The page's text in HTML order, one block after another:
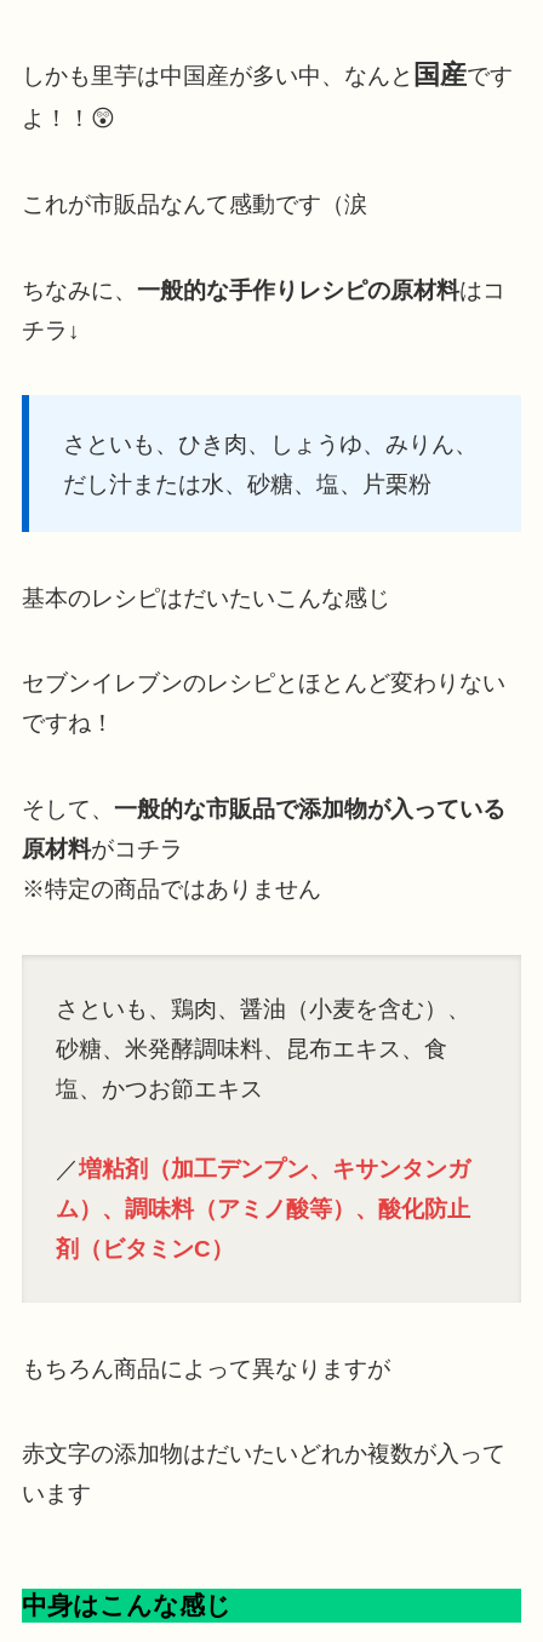
しかも里芋は中国産が多い中、なんと 国産です
よ！！😲
これが市販品なんて感動です（涙
ちなみに、 一般的な手作りレシピの原材料はコ
チラ↓
さといも、ひき肉、しょうゆ、みりん、
だし汁または水、砂糖、塩、片栗粉
基本のレシピはだいたいこんな感じ
セブンイレブンのレシピとほとんど変わりない
ですね！
そして、 一般的な市販品で添加物が入っている
原材料がコチラ
※特定の商品ではありません
さといも、鶏肉、醤油（小麦を含む）、
砂糖、米発酵調味料、昆布エキス、食
塩、かつお節エキス
／増粘剤（加工デンプン、キサンタンガ
ム）、調味料（アミノ酸等）、酸化防止
剤（ビタミンC）
もちろん商品によって異なりますが
赤文字の添加物はだいたいどれか複数が入って
います
中身はこんな感じ